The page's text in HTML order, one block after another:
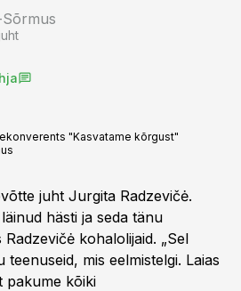
"Kasvatame kõrgust"
juht Jurgita Radzevičė.
hästi ja seda tänu
kohalolijaid. „Sel
mis eelmistelgi. Laias
pakume kõiki